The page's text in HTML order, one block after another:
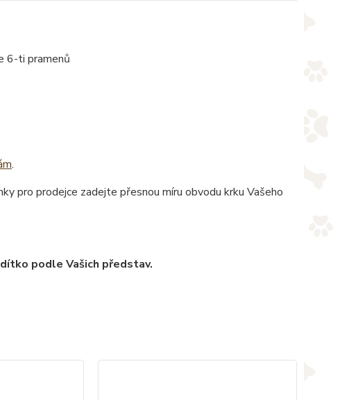
6-ti pramenů
.
pro prodejce zadejte přesnou míru obvodu krku Vašeho
podle Vašich představ.